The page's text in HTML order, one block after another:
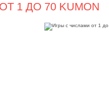
1 ДО 70 KUMON